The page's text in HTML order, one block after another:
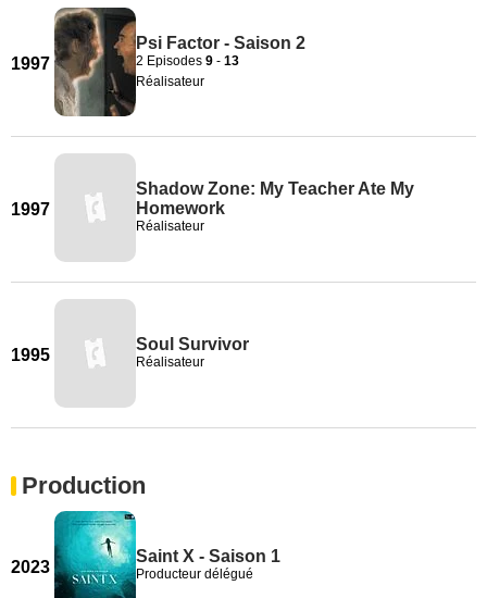
1997
Psi Factor - Saison 2
2 Episodes 9 - 13
Réalisateur
1997
Shadow Zone: My Teacher Ate My
Homework
Réalisateur
1995
Soul Survivor
Réalisateur
Production
2023
Saint X - Saison 1
Producteur délégué